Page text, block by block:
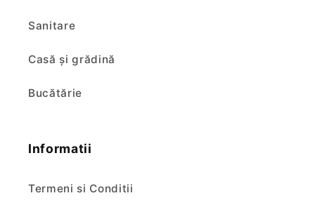
Sanitare
Casă și grădină
Bucătărie
Informatii
Termeni si Conditii